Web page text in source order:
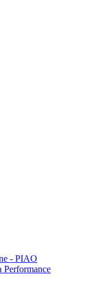
- PIAO
Performance